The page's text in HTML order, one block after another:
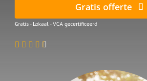
Gratis offerte
Gratis - Lokaal - VCA gecertificeerd